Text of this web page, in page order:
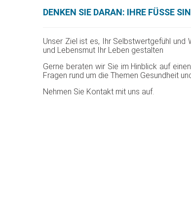
DENKEN SIE DARAN: IHRE FÜSSE
Unser Ziel ist es, Ihr Selbstwertgefühl
und Lebensmut Ihr Leben gestalten
Gerne beraten wir Sie im Hinblick auf
Fragen rund um die Themen Gesundheit
Nehmen Sie Kontakt mit uns auf.